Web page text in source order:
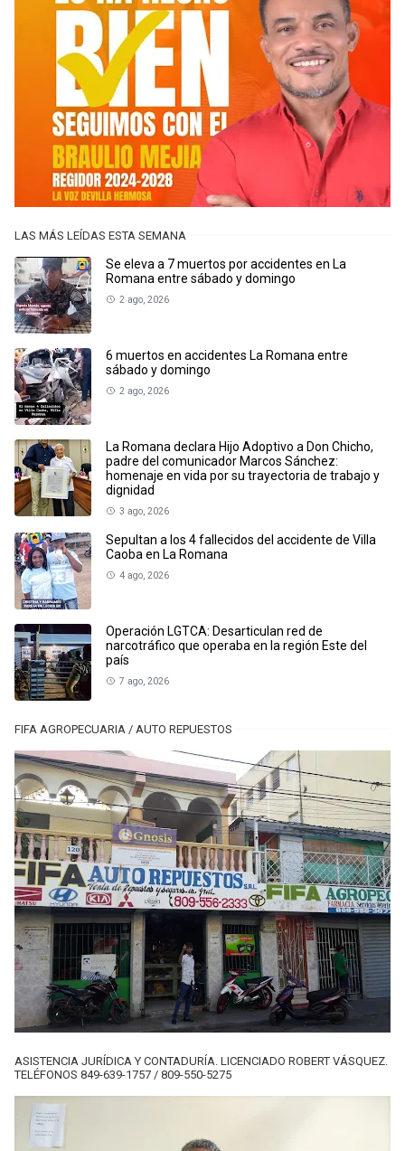
LAS MÁS LEÍDAS ESTA SEMANA
Se eleva a 7 muertos por accidentes en La
Romana entre sábado y domingo
2 ago, 2026
6 muertos en accidentes La Romana entre
sábado y domingo
2 ago, 2026
La Romana declara Hijo Adoptivo a Don Chicho,
padre del comunicador Marcos Sánchez:
homenaje en vida por su trayectoria de trabajo y
dignidad
3 ago, 2026
Sepultan a los 4 fallecidos del accidente de Villa
Caoba en La Romana
4 ago, 2026
Operación LGTCA: Desarticulan red de
narcotráfico que operaba en la región Este del
país
7 ago, 2026
FIFA AGROPECUARIA / AUTO REPUESTOS
ASISTENCIA JURÍDICA Y CONTADURÍA. LICENCIADO ROBERT VÁSQUEZ.
TELÉFONOS 849-639-1757 / 809-550-5275